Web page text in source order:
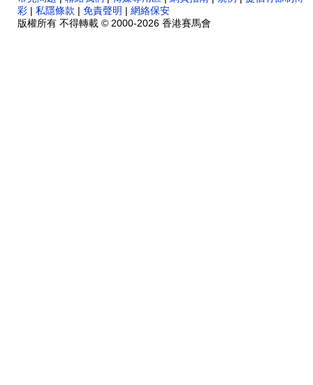
彩 | 私隱條款 | 免責聲明 | 網絡保安
版權所有 不得轉載 © 2000-2026 香港賽馬會